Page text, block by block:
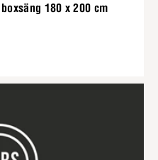
180 x 200 cm